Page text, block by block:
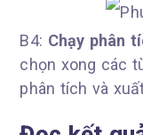
B4: Chạy phân
chọn xong các
phân tích và